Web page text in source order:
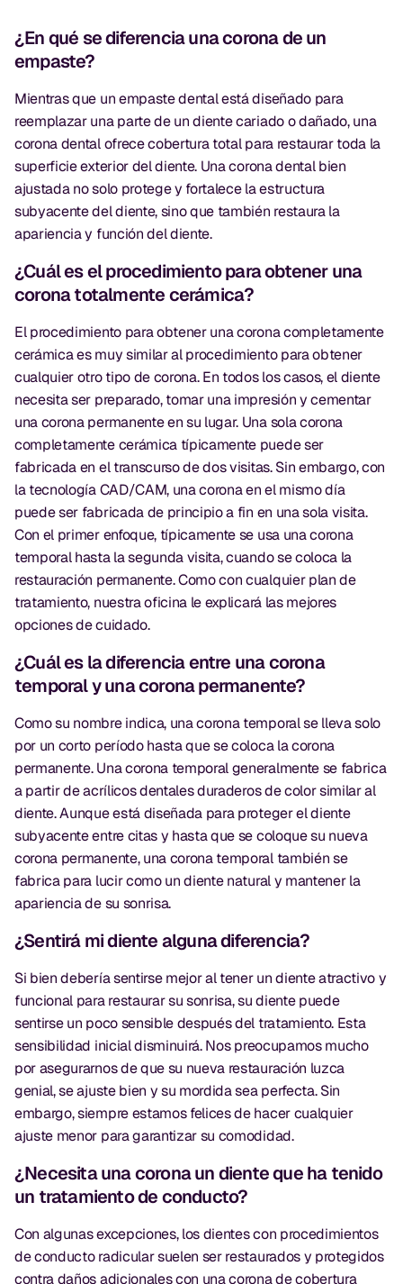
¿En qué se diferencia una corona de un
empaste?
Mientras que un empaste dental está diseñado para
reemplazar una parte de un diente cariado o dañado, una
corona dental ofrece cobertura total para restaurar toda la
superficie exterior del diente. Una corona dental bien
ajustada no solo protege y fortalece la estructura
subyacente del diente, sino que también restaura la
apariencia y función del diente.
¿Cuál es el procedimiento para obtener una
corona totalmente cerámica?
El procedimiento para obtener una corona completamente
cerámica es muy similar al procedimiento para obtener
cualquier otro tipo de corona. En todos los casos, el diente
necesita ser preparado, tomar una impresión y cementar
una corona permanente en su lugar. Una sola corona
completamente cerámica típicamente puede ser
fabricada en el transcurso de dos visitas. Sin embargo, con
la tecnología CAD/CAM, una corona en el mismo día
puede ser fabricada de principio a fin en una sola visita.
Con el primer enfoque, típicamente se usa una corona
temporal hasta la segunda visita, cuando se coloca la
restauración permanente. Como con cualquier plan de
tratamiento, nuestra oficina le explicará las mejores
opciones de cuidado.
¿Cuál es la diferencia entre una corona
temporal y una corona permanente?
Como su nombre indica, una corona temporal se lleva solo
por un corto período hasta que se coloca la corona
permanente. Una corona temporal generalmente se fabrica
a partir de acrílicos dentales duraderos de color similar al
diente. Aunque está diseñada para proteger el diente
subyacente entre citas y hasta que se coloque su nueva
corona permanente, una corona temporal también se
fabrica para lucir como un diente natural y mantener la
apariencia de su sonrisa.
¿Sentirá mi diente alguna diferencia?
Si bien debería sentirse mejor al tener un diente atractivo y
funcional para restaurar su sonrisa, su diente puede
sentirse un poco sensible después del tratamiento. Esta
sensibilidad inicial disminuirá. Nos preocupamos mucho
por asegurarnos de que su nueva restauración luzca
genial, se ajuste bien y su mordida sea perfecta. Sin
embargo, siempre estamos felices de hacer cualquier
ajuste menor para garantizar su comodidad.
¿Necesita una corona un diente que ha tenido
un tratamiento de conducto?
Con algunas excepciones, los dientes con procedimientos
de conducto radicular suelen ser restaurados y protegidos
contra daños adicionales con una corona de cobertura